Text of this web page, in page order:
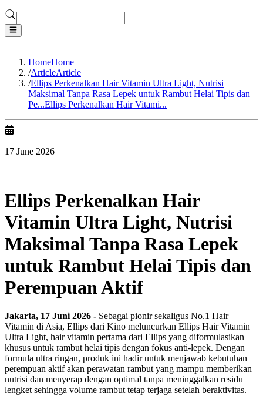
HomeHome
/ArticleArticle
/Ellips Perkenalkan Hair Vitamin Ultra Light, Nutrisi
Maksimal Tanpa Rasa Lepek untuk Rambut Helai Tipis dan
Pe...Ellips Perkenalkan Hair Vitami...
17 June 2026
Ellips Perkenalkan Hair
Vitamin Ultra Light, Nutrisi
Maksimal Tanpa Rasa Lepek
untuk Rambut Helai Tipis dan
Perempuan Aktif
Jakarta, 17 Juni 2026 - Sebagai pionir sekaligus No.1 Hair
Vitamin di Asia, Ellips dari Kino meluncurkan Ellips Hair Vitamin
Ultra Light, hair vitamin pertama dari Ellips yang diformulasikan
khusus untuk rambut helai tipis dengan fokus anti-lepek. Dengan
formula ultra ringan, produk ini hadir untuk menjawab kebutuhan
perempuan aktif akan perawatan rambut yang mampu memberikan
nutrisi dan menyerap dengan optimal tanpa meninggalkan residu
lengket sehingga volume rambut tetap terjaga setelah beraktivitas.